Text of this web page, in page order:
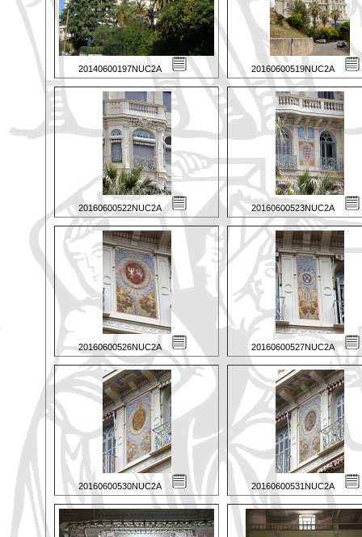
20140600197NUC2A 20160600519NUC2A
20160600522NUC2A 20160600523NUC2A
20160600526NUC2A 20160600527NUC2A
20160600530NUC2A 20160600531NUC2A